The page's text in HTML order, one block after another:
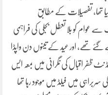
تھا، تفصیلات کے مطابق
عوام کو بلا تعطل بجلی کی فراہمی
گئے تھے، اور عید کے تینوں دن واپڈا
نٹ ظفر اقبال کی نگرانی میں بمعہ ایس
میں فیلڈ میں موجود رہا تھا